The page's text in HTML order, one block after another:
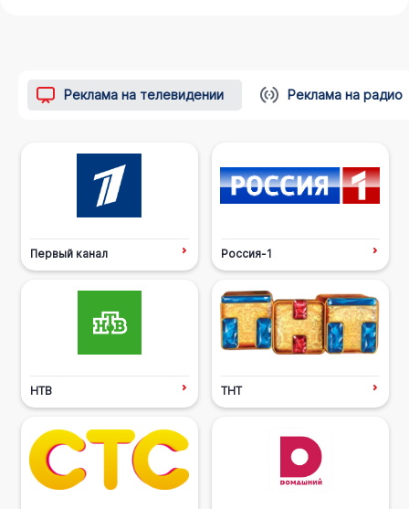
Реклама на телевидении Реклама на радио
Первый канал Россия-1
НТВ ТНТ